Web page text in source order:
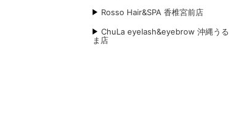
Rosso Hair&SPA 香椎宮前店
ChuLa eyelash&eyebrow 沖縄うる
ま店